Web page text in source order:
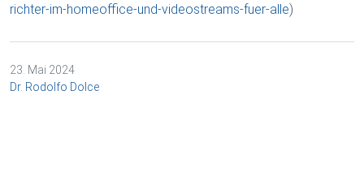
richter-im-homeoffice-und-videostreams-fuer-alle)
23. Mai 2024
Dr. Rodolfo Dolce